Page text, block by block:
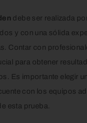
debe ser realizada
y con una sólida
Contar con
para obtener
Es importante elegir
con los equipos
esta prueba.